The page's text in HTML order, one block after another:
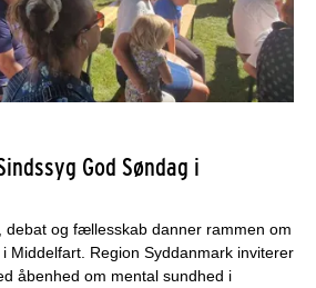
God Søndag i
debat og fællesskab danner rammen om
Middelfart. Region Syddanmark inviterer
åbenhed om mental sundhed i